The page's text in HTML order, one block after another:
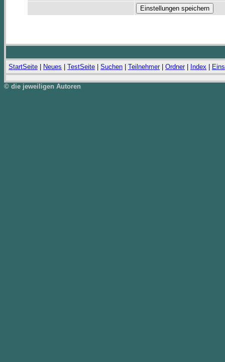
StartSeite Neues TestSeite Suchen Teilnehmer| Ordner| Index
© die jeweiligen Autoren